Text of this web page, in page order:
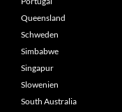
Queensland
Schweden
Simbabwe
Singapur
Slowenien
South Australia